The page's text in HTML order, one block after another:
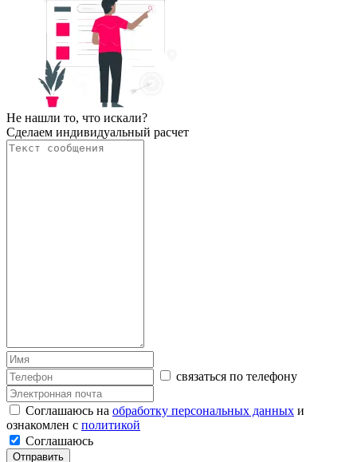
Не нашли то, что искали?
Сделаем индивидуальный расчет
связаться по телефону
Соглашаюсь на обработку персональных данных и
ознакомлен с политикой
Соглашаюсь
Отправить